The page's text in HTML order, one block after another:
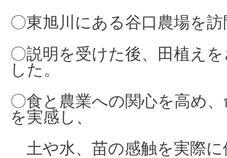
〇東旭川にある谷口農場を
〇説明を受けた後、田植え
した。
〇食と農業への関心を高め、
を実感し、
土や水、苗の感触を実際に